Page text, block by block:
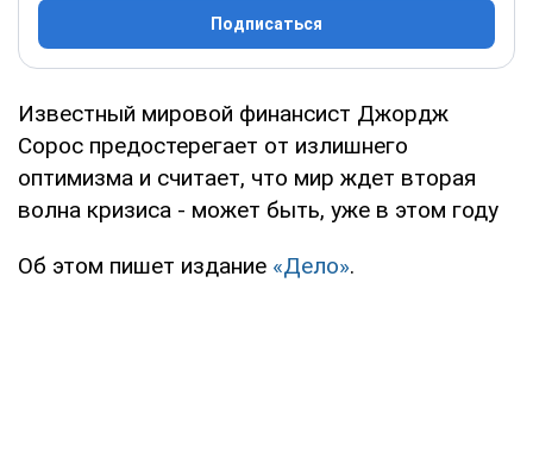
Подписаться
Известный мировой финансист Джордж
Сорос предостерегает от излишнего
оптимизма и считает, что мир ждет вторая
волна кризиса - может быть, уже в этом году
Об этом пишет издание «Дело».